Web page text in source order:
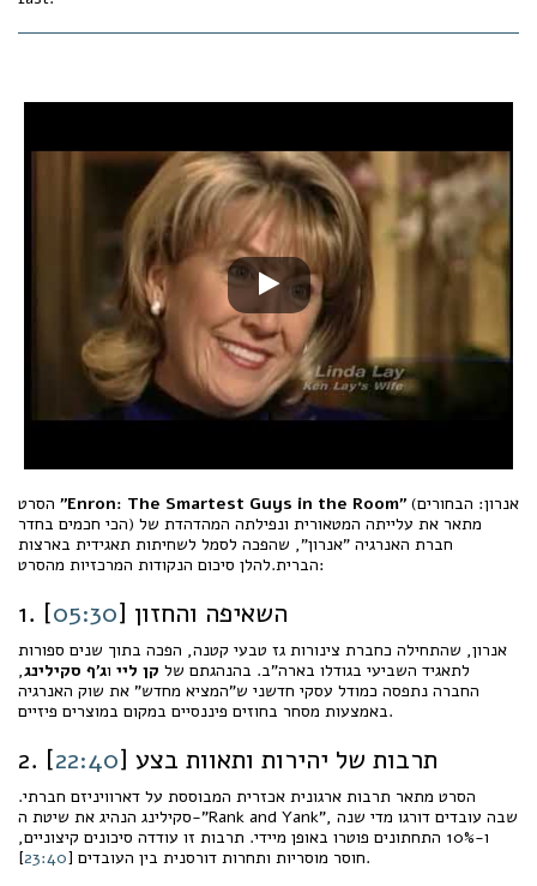
"Enron: The Smartest Guys in the Room" (אנרון: הבחורים
הכי חכמים בחדר) מתאר את עלייתה המטאורית ונפילתה המהדהדת של
חברת האנרגיה "אנרון", שהפכה לסמל לשחיתות תאגידית בארצות
הברית.להלן סיכום הנקודות המרכזיות מהסרט:
1. השאיפה והחזון [05:30
]
אנרון, שהתחילה כחברת צינורות גז טבעי קטנה, הפכה בתוך שנים ספורות
לתאגיד השביעי בגודלו בארה"ב. בהנהגתם של קן ליי וג'ף סקילינג,
החברה נתפסה כמודל עסקי חדשני ש"המציא מחדש" את שוק האנרגיה
באמצעות מסחר בחוזים פיננסיים במקום במוצרים פיזיים.
2. תרבות של יהירות ותאוות בצע [22:40
]
הסרט מתאר תרבות ארגונית אכזרית המבוססת על דארוויניזם חברתי.
סקילינג הנהיג את שיטת ה-"Rank and Yank", שבה עובדים דורגו מדי שנה
ו-10% התחתונים פוטרו באופן מיידי. תרבות זו עודדה סיכונים קיצוניים,
חוסר מוסריות ותחרות דורסנית בין העובדים [23:40 ].